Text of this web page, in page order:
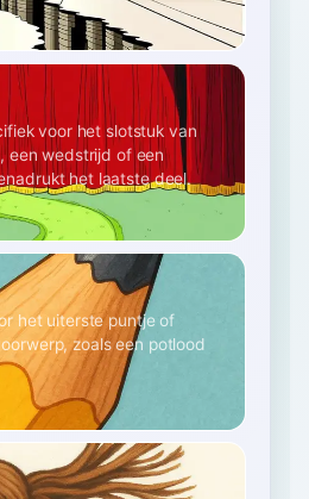
voor het slotstuk van
een wedstrijd of een
het laatste deel.
het uiterste puntje of
zoals een potlood